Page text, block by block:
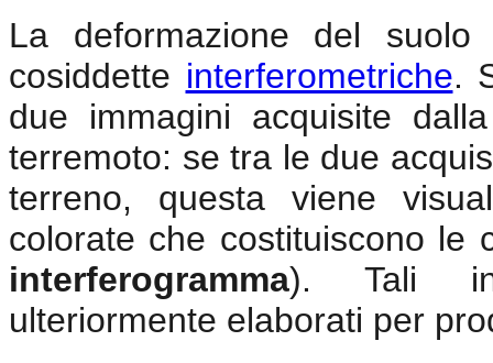
La deformazione del suolo
cosiddette interferometriche.
due immagini acquisite
terremoto: se tra le due
terreno, questa viene
colorate che costituiscono le
interferogramma). Tali
ulteriormente elaborati per